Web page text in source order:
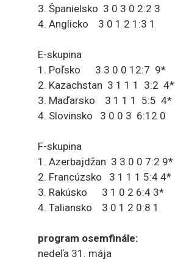
3. Španielsko 3 0 3 0 2:2 3
4. Anglicko 3 0 1 2 1:3 1
E-skupina
1. Poľsko 3 3 0 0 12:7 9*
2. Kazachstan 3 1 1 1 3:2 4*
3. Maďarsko 3 1 1 1 5:5 4*
4. Slovinsko 3 0 0 3 6:12 0
F-skupina
1. Azerbajdžan 3 3 0 0 7:2 9*
2. Francúzsko 3 1 1 1 5:4 4*
3. Rakúsko 3 1 0 2 6:4 3*
4. Taliansko 3 0 1 2 0:8 1
program osemfinále:
nedeľa 31. mája